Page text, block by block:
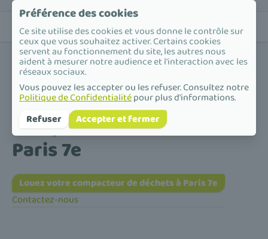
Accueil /Compacteur de déchets /Île-de-France /Paris /Paris 7e
Compacteur de déchets à
Paris 7e
Louez votre compacteur de déchets à Paris 7e
Contactez-nous
Préférence des cookies
Ce site utilise des cookies et vous donne le contrôle sur
ceux que vous souhaitez activer. Certains cookies
servent au fonctionnement du site, les autres nous
aident à mesurer notre audience et l'interaction avec les
réseaux sociaux.
Vous pouvez les accepter ou les refuser. Consultez notre
Politique de Confidentialitépour plus d'informations.
Refuser
Accepter et fermer